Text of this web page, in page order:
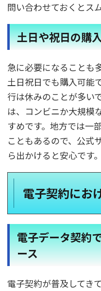
問い合わせておくとス
土日や祝日の購
急に必要になることも
土日祝日でも購入可能
行は休みのことが多い
は、コンビニか大規模
すめです。地方では一
こともあるので、公式
ら出かけると安心です。
電子契約にお
電子データ契約
ース
電子契約が普及してき